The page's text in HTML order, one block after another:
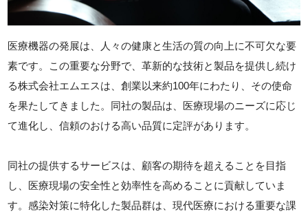
医療機器の発展は、人々の健康と生活の質の向上に不可欠な要
素です。この重要な分野で、革新的な技術と製品を提供し続け
る株式会社エムエスは、創業以来約100年にわたり、その使命
を果たしてきました。同社の製品は、医療現場のニーズに応じ
て進化し、信頼のおける高い品質に定評があります。
同社の提供するサービスは、顧客の期待を超えることを目指
し、医療現場の安全性と効率性を高めることに貢献していま
す。感染対策に特化した製品群は、現代医療における重要な課